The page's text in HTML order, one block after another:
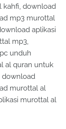
kahfi, download
mp3 murottal
aplikasi
mp3,
unduh
al quran untuk
download
murottal al
murottal al